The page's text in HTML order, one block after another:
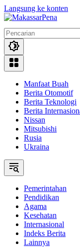
Langsung ke konten
Manfaat Buah
Berita Otomotif
Berita Teknologi
Berita
Nissan
Mitsubishi
Rusia
Ukraina
Pemerintahan
Pendidikan
Agama
Kesehatan
Internasional
Indeks Berita
Lainnya